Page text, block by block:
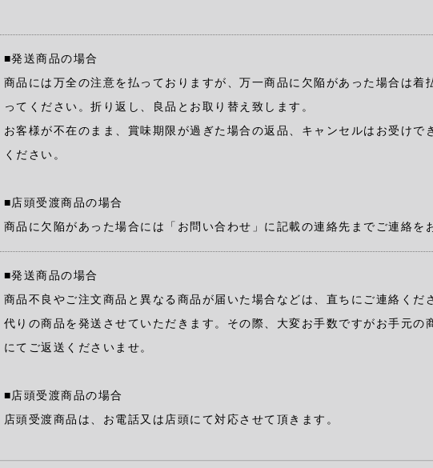
■発送商品の場合
商品には万全の注意を払っておりますが、万一商品に欠陥があった場合は着
ってください。折り返し、良品とお取り替え致します。
お客様が不在のまま、賞味期限が過ぎた場合の返品、キャンセルはお受けで
ください。
■店頭受渡商品の場合
商品に欠陥があった場合には「お問い合わせ」に記載の連絡先までご連絡を
■発送商品の場合
商品不良やご注文商品と異なる商品が届いた場合などは、直ちにご連絡くだ
代りの商品を発送させていただきます。その際、大変お手数ですがお手元の
にてご返送くださいませ。
■店頭受渡商品の場合
店頭受渡商品は、お電話又は店頭にて対応させて頂きます。